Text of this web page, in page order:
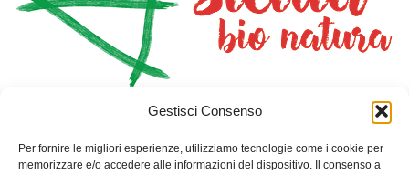
Gestisci Consenso
Per fornire le migliori esperienze, utilizziamo tecnologie come i cookie per
memorizzare e/o accedere alle informazioni del dispositivo. Il consenso a
PIANTA CON NOI
DOVE DORMIRE
SAN GIORGIO I CAVALIERI
CONTATTI
CARRELLO